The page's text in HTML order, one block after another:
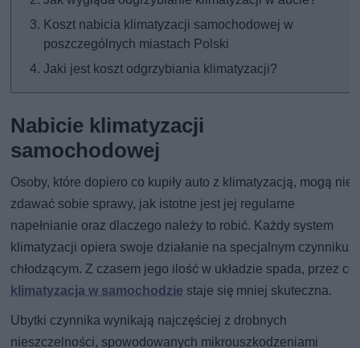
Koszt nabicia klimatyzacji samochodowej w
poszczególnych miastach Polski
Jaki jest koszt odgrzybiania klimatyzacji?
Nabicie klimatyzacji
samochodowej
Osoby, które dopiero co kupiły auto z klimatyzacją, mogą nie
zdawać sobie sprawy, jak istotne jest jej regularne
napełnianie oraz dlaczego należy to robić. Każdy system
klimatyzacji opiera swoje działanie na specjalnym czynniku
chłodzącym. Z czasem jego ilość w układzie spada, przez co
klimatyzacja w samochodzie staje się mniej skuteczna.
Ubytki czynnika wynikają najczęściej z drobnych
nieszczelności, spowodowanych mikrouszkodzeniami